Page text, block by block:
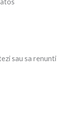
sau sa renunti